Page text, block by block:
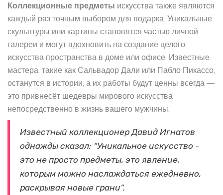
Коллекционные предметы искусства также являются
каждый раз точным выбором для подарка. Уникальные
скульптуры или картины становятся частью личной
галереи и могут вдохновить на создание целого
искусства пространства в доме или офисе. Известные
мастера, такие как Сальвадор Дали или Пабло Пикассо,
останутся в истории, а их работы будут ценны всегда —
это привнесёт шедевры мирового искусства
непосредственно в жизнь вашего мужчины.
Известный коллекционер Давид Игнатов
однажды сказал: “Уникальное искусство -
это не просто предметы, это явление,
которым можно наслаждаться ежедневно,
раскрывая новые грани”.